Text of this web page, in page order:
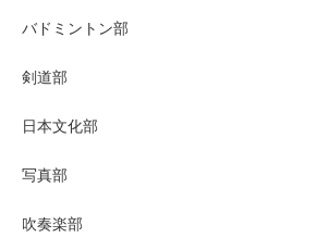
バドミントン部
剣道部
日本文化部
写真部
吹奏楽部